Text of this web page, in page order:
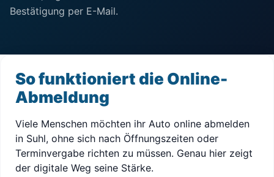
Bestätigung per E-Mail.
So funktioniert die Online-
Abmeldung
Viele Menschen möchten ihr Auto online abmelden
in Suhl, ohne sich nach Öffnungszeiten oder
Terminvergabe richten zu müssen. Genau hier zeigt
der digitale Weg seine Stärke.